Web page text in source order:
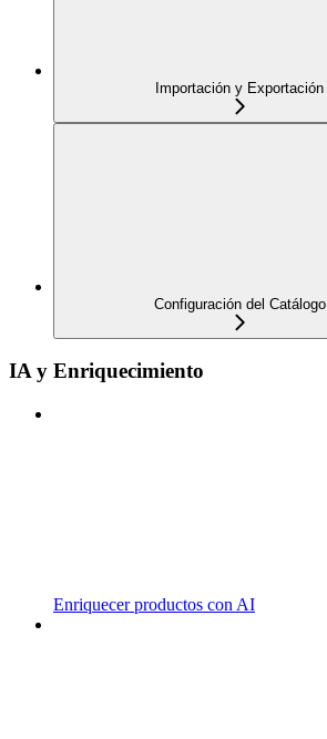
Importación y Exportación
Configuración del Catálogo
IA y Enriquecimiento
Enriquecer productos con AI